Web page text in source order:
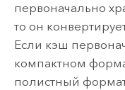
первоначально
то он
Если кэш
компактном
полистный